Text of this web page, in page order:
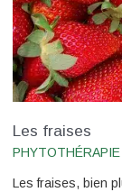
Les fraises
Les fraises, bien